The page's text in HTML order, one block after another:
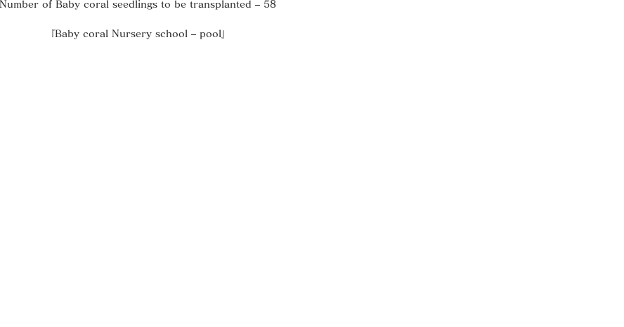
Number of Baby coral seedlings to be transplanted – 58
『Baby coral Nursery school – pool』